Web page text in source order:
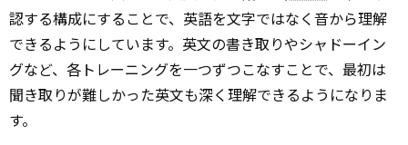
認する構成にすることで、英語を文字ではなく音から理解
できるようにしています。英文の書き取りやシャドーイン
グなど、各トレーニングを一つずつこなすことで、最初は
聞き取りが難しかった英文も深く理解できるようになりま
す。